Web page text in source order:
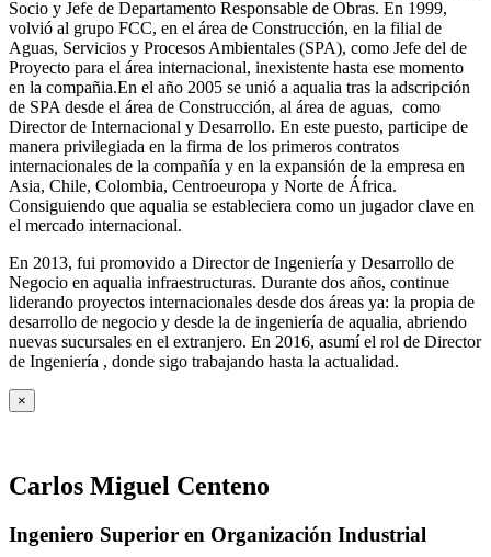
Socio y Jefe de Departamento Responsable de Obras. En 1999,
volvió al grupo FCC, en el área de Construcción, en la filial de
Aguas, Servicios y Procesos Ambientales (SPA), como Jefe del de
Proyecto para el área internacional, inexistente hasta ese momento
en la compañia.En el año 2005 se unió a aqualia tras la adscripción
de SPA desde el área de Construcción, al área de aguas, como
Director de Internacional y Desarrollo. En este puesto, participe de
manera privilegiada en la firma de los primeros contratos
internacionales de la compañía y en la expansión de la empresa en
Asia, Chile, Colombia, Centroeuropa y Norte de África.
Consiguiendo que aqualia se estableciera como un jugador clave en
el mercado internacional.
En 2013, fui promovido a Director de Ingeniería y Desarrollo de
Negocio en aqualia infraestructuras. Durante dos años, continue
liderando proyectos internacionales desde dos áreas ya: la propia de
desarrollo de negocio y desde la de ingeniería de aqualia, abriendo
nuevas sucursales en el extranjero. En 2016, asumí el rol de Director
de Ingeniería , donde sigo trabajando hasta la actualidad.
×
Carlos Miguel Centeno
Ingeniero Superior en Organización Industrial